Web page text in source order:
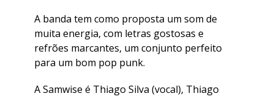
A banda tem como proposta um som de
muita energia, com letras gostosas e
refrões marcantes, um conjunto perfeito
para um bom pop punk.
A Samwise é Thiago Silva (vocal), Thiago